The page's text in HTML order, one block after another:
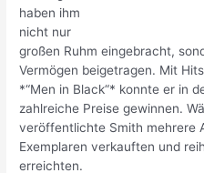
haben ihm
nicht nur
großen Ruhm eingebracht,
Vermögen beigetragen. Mit
*“Men in Black“* konnte er in
zahlreiche Preise gewinnen.
veröffentlichte Smith mehrere
Exemplaren verkauften und
erreichten.